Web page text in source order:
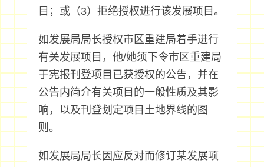
目；或（3）拒绝授权进行该发展项目。
如发展局局长授权市区重建局着手进行
有关发展项目，他/她须下令市区重建局
于宪报刊登项目已获授权的公告，并在
公告内简介有关项目的一般性质及其影
响，以及刊登划定项目土地界线的图
则。
如发展局局长因应反对而修订某发展项